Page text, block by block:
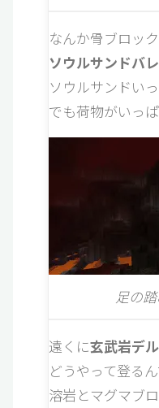
なんか骨ブロッ
ソウルサンドバ
ソウルサンドい
でも荷物がいっ
足の
遠くに玄武岩デ
どうやって登る
溶岩とマグマブ